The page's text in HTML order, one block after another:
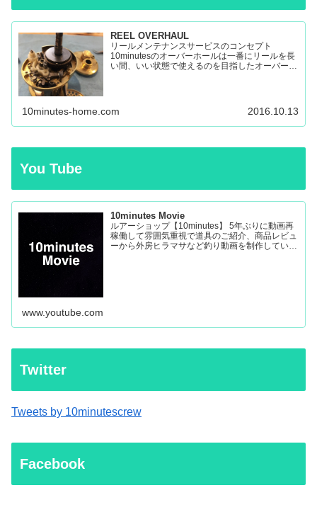
REEL OVERHAUL
リールメンテナンスサービスのコンセプト
10minutesのオーバーホールは一番にリールを長
い間、いい状態で使えるのを目指したオーバーホ
10minutes-home.com 2016.10.13
You Tube
10minutes Movie
ルアーショップ【10minutes】 5年ぶりに動画再
稼働して雰囲気重視で道具のご紹介、商品レビュ
ーから外房ヒラマサなど釣り動画を制作していき
www.youtube.com
Twitter
Tweets by 10minutescrew
Facebook